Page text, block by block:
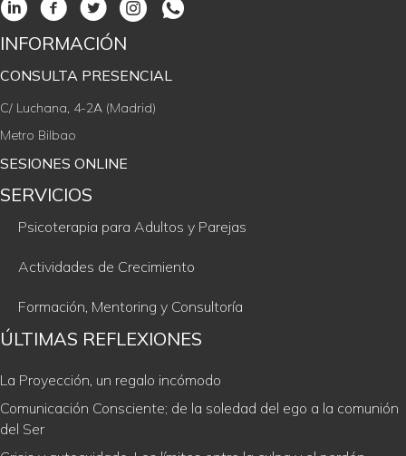
INFORMACIÓN
CONSULTA PRESENCIAL
C/ Luchana, 4-2A (Madrid)
Metro Bilbao
SESIONES ONLINE
SERVICIOS
Psicoterapia para Adultos y Parejas
Actividades de Crecimiento
Formación, Mentoring y Consultoría
ÚLTIMAS REFLEXIONES
La Proyección, un regalo incómodo
Comunicación Consciente; de la soledad del ego a la comunión
del Ser